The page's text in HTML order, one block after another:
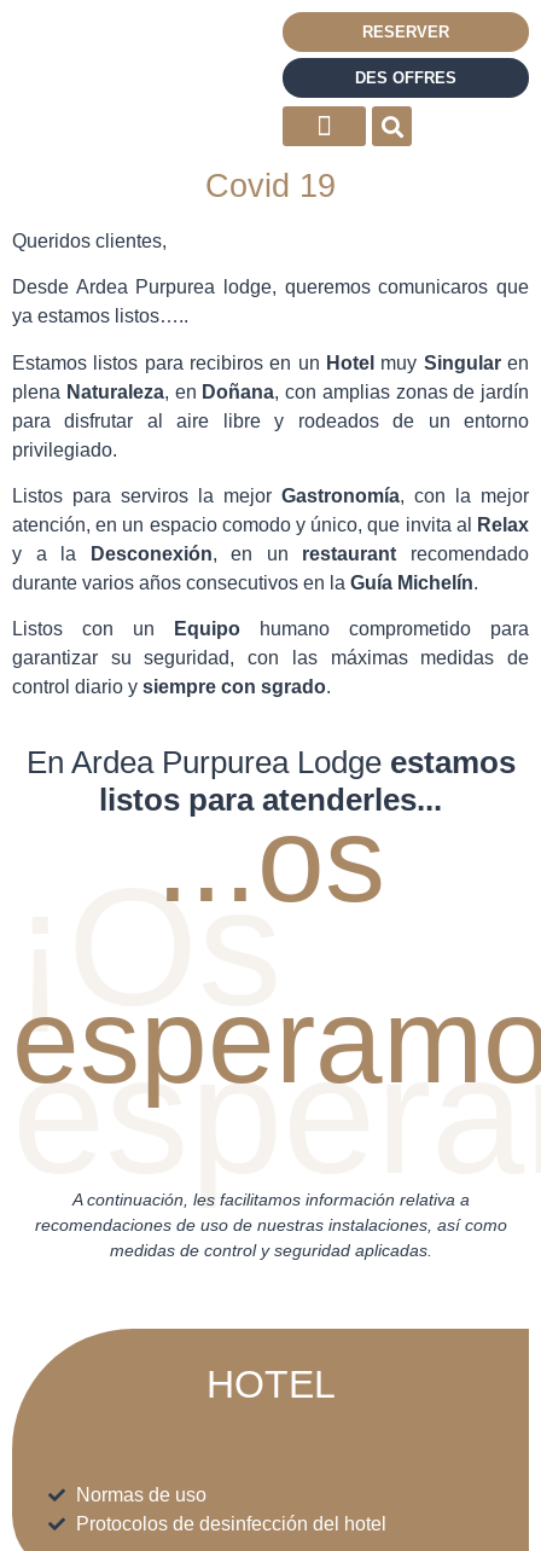
RESERVER
DES OFFRES
Covid 19
Queridos clientes,
Desde Ardea Purpurea lodge, queremos comunicaros que
ya estamos listos…..
Estamos listos para recibiros en un Hotel muy Singularen
plena Naturaleza, en Doñana, con amplias zonas de jardín
para disfrutar al aire libre y rodeados de un entorno
privilegiado.
Listos para serviros la mejor Gastronomía, con la mejor
atención, en un espacio comodo y único, que invita al
Relax
y a la
Desconexión, en un restaurant recomendado
durante varios años consecutivos en la Guía Michelín.
Listos con un Equipo humano comprometido para
garantizar su seguridad, con las máximas medidas de
control diario y siempre con sgrado.
En Ardea Purpurea Lodge estamos
listos para atenderles...
...os
A continuación, les facilitamos información relativa a
recomendaciones de uso de nuestras instalaciones, así como
medidas de control y seguridad aplicadas.
HOTEL
Normas de uso
Protocolos de desinfección del hotel